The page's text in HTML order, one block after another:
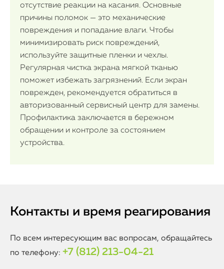
отсутствие реакции на касания. Основные
причины поломок — это механические
повреждения и попадание влаги. Чтобы
минимизировать риск повреждений,
используйте защитные пленки и чехлы.
Регулярная чистка экрана мягкой тканью
поможет избежать загрязнений. Если экран
поврежден, рекомендуется обратиться в
авторизованный сервисный центр для замены.
Профилактика заключается в бережном
обращении и контроле за состоянием
устройства.
Контакты и время реагирования
По всем интересующим вас вопросам, обращайтесь
по телефону: +7 (812) 213-04-21